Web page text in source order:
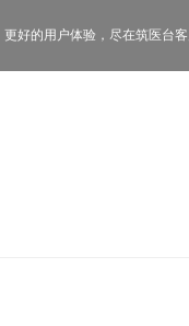
更好的用户体验， 尽在筑医台